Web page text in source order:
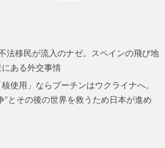
ー
ジ
ー
ジ
法移民が流入のナゼ。スペインの飛び地
にある外交事情
使用」ならプーチンはウクライナへ。
”とその後の世界を救うため日本が進め